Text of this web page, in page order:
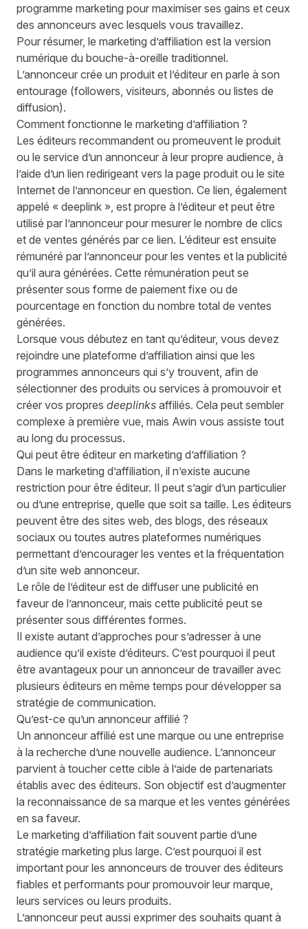
programme marketing pour maximiser ses gains et ceux
des annonceurs avec lesquels vous travaillez.
Pour résumer, le marketing d’affiliation est la version
numérique du bouche-à-oreille traditionnel.
L’annonceur crée un produit et l’éditeur en parle à son
entourage (followers, visiteurs, abonnés ou listes de
diffusion).
Comment fonctionne le marketing d’affiliation ?
Les éditeurs recommandent ou promeuvent le produit
ou le service d’un annonceur à leur propre audience, à
l’aide d’un lien redirigeant vers la page produit ou le site
Internet de l’annonceur en question. Ce lien, également
appelé « deeplink », est propre à l’éditeur et peut être
utilisé par l’annonceur pour mesurer le nombre de clics
et de ventes générés par ce lien. L’éditeur est ensuite
rémunéré par l’annonceur pour les ventes et la publicité
qu’il aura générées. Cette rémunération peut se
présenter sous forme de paiement fixe ou de
pourcentage en fonction du nombre total de ventes
générées.
Lorsque vous débutez en tant qu’éditeur, vous devez
rejoindre une plateforme d’affiliation ainsi que les
programmes annonceurs qui s’y trouvent, afin de
sélectionner des produits ou services à promouvoir et
créer vos propres deeplinks affiliés. Cela peut sembler
complexe à première vue, mais Awin vous assiste tout
au long du processus.
Qui peut être éditeur en marketing d’affiliation ?
Dans le marketing d’affiliation, il n’existe aucune
restriction pour être éditeur. Il peut s’agir d’un particulier
ou d’une entreprise, quelle que soit sa taille. Les éditeurs
peuvent être des sites web, des blogs, des réseaux
sociaux ou toutes autres plateformes numériques
permettant d’encourager les ventes et la fréquentation
d’un site web annonceur.
Le rôle de l’éditeur est de diffuser une publicité en
faveur de l’annonceur, mais cette publicité peut se
présenter sous différentes formes.
Il existe autant d’approches pour s’adresser à une
audience qu’il existe d’éditeurs. C’est pourquoi il peut
être avantageux pour un annonceur de travailler avec
plusieurs éditeurs en même temps pour développer sa
stratégie de communication.
Qu’est-ce qu’un annonceur affilié ?
Un annonceur affilié est une marque ou une entreprise
à la recherche d’une nouvelle audience. L’annonceur
parvient à toucher cette cible à l’aide de partenariats
établis avec des éditeurs. Son objectif est d’augmenter
la reconnaissance de sa marque et les ventes générées
en sa faveur.
Le marketing d’affiliation fait souvent partie d’une
stratégie marketing plus large. C’est pourquoi il est
important pour les annonceurs de trouver des éditeurs
fiables et performants pour promouvoir leur marque,
leurs services ou leurs produits.
L’annonceur peut aussi exprimer des souhaits quant à